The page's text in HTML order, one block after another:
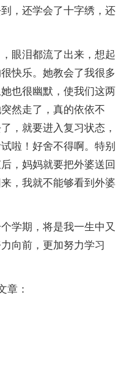
，还学会了十字绣，还
眼泪都流了出来，想起
快乐。她教会了我很多
也很幽默，使我们这两
然走了，真的依依不
，就要进入复习状态，
啦！好舍不得啊。特别
，妈妈就要把外婆送回
，我就不能够看到外婆
期，将是我一生中又
向前，更加努力学习
章：